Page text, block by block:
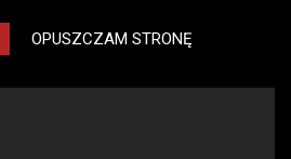
OPUSZCZAM STRONĘ